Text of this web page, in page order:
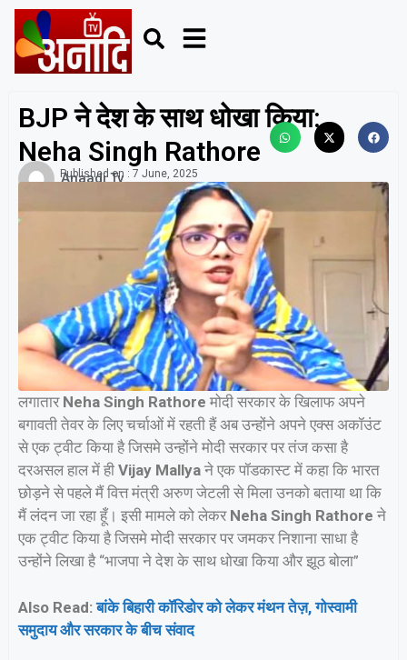
BJP ने देश के साथ धोखा किया:
Neha Singh Rathore
Anaadi Tv
Published on : 7 June, 2025
लगातार Neha Singh Rathore मोदी सरकार के खिलाफ अपने
बगावती तेवर के लिए चर्चाओं में रहती हैं अब उन्होंने अपने एक्स अकॉउंट
से एक ट्वीट किया है जिसमे उन्होंने मोदी सरकार पर तंज कसा है
दरअसल हाल में ही Vijay Mallya ने एक पॉडकास्ट में कहा कि भारत
छोड़ने से पहले मैं वित्त मंत्री अरुण जेटली से मिला उनको बताया था कि
मैं लंदन जा रहा हूँ। इसी मामले को लेकर Neha Singh Rathore ने
एक ट्वीट किया है जिसमे मोदी सरकार पर जमकर निशाना साधा है
उन्होंने लिखा है “भाजपा ने देश के साथ धोखा किया और झूठ बोला”
Also Read:बांके बिहारी कॉरिडोर को लेकर मंथन तेज़, गोस्वामी
समुदाय और सरकार के बीच संवाद